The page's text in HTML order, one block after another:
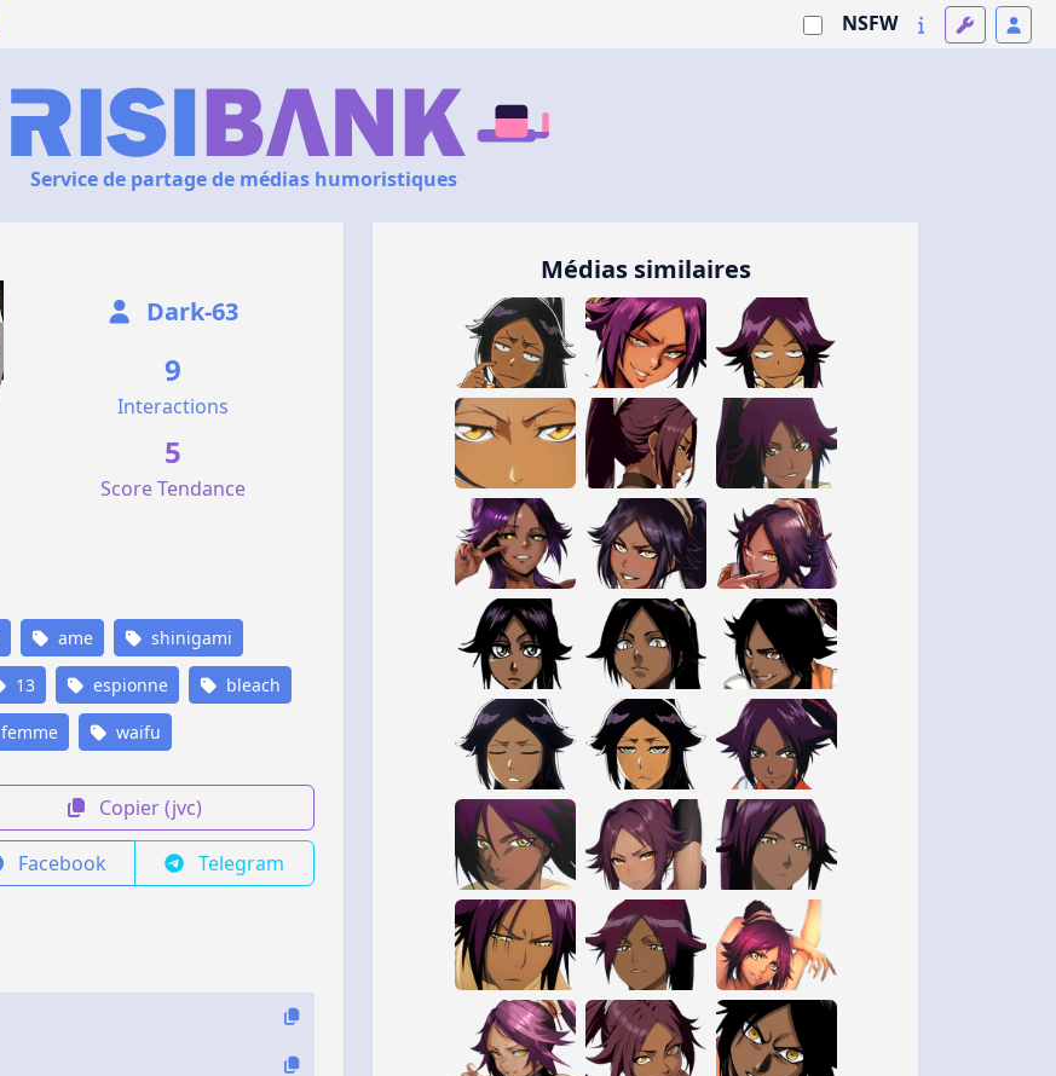
NSFW
Service de partage de médias humoristiques
Dark-63
9
Interactions
5
Score Tendance
ame shinigami
13 espionne bleach
femme waifu
Copier (jvc)
Facebook Telegram
Médias similaires